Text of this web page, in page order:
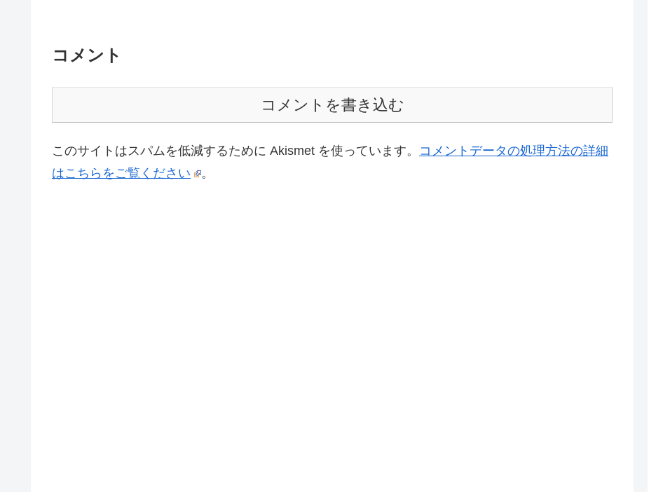
コメント
コメントを書き込む
このサイトはスパムを低減するために Akismet を使っています。 コメントデータの処理方法の詳細
はこちらをご覧ください
。